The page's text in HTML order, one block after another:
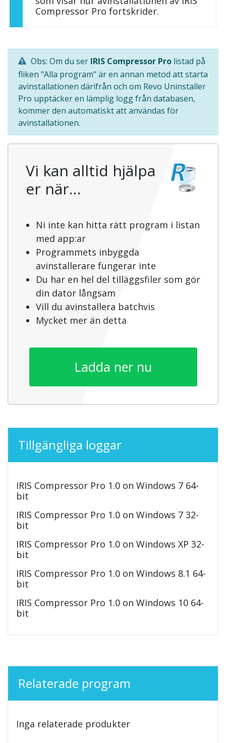
Compressor Pro fortskrider.
Obs: Om du ser IRIS Compressor Pro listad på
fliken "Alla program" är en annan metod att starta
avinstallationen därifrån och om Revo Uninstaller
Pro upptäcker en lämplig logg från databasen,
kommer den automatiskt att användas för
avinstallationen.
Vi kan alltid hjälpa
er när…
Ni inte kan hitta rätt program i listan
med app:ar
Programmets inbyggda
avinstallerare fungerar inte
Du har en hel del tilläggsfiler som gör
din dator långsam
Vill du avinstallera batchvis
Mycket mer än detta
Ladda ner nu
Tillgängliga loggar
IRIS Compressor Pro 1.0 on Windows 7 64-
bit
IRIS Compressor Pro 1.0 on Windows 7 32-
bit
IRIS Compressor Pro 1.0 on Windows XP 32-
bit
IRIS Compressor Pro 1.0 on Windows 8.1 64-
bit
IRIS Compressor Pro 1.0 on Windows 10 64-
bit
Relaterade program
Inga relaterade produkter